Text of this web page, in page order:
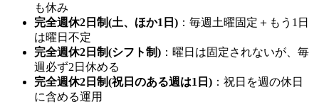
も休み
完全週休2日制(土、ほか1日) ：毎週土曜固定＋もう1日
は曜日不定
完全週休2日制(シフト制) ：曜日は固定されないが、毎
週必ず2日休める
完全週休2日制(祝日のある週は1日) ：祝日を週の休日
に含める運用